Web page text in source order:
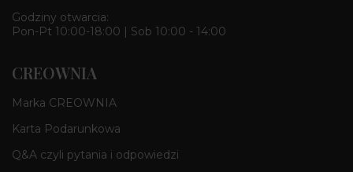
Godziny otwarcia:
Pon-Pt 10:00-18:00 | Sob 10:00 - 14:00
CREOWNIA
Marka CREOWNIA
Karta Podarunkowa
Q&A czyli pytania i odpowiedzi